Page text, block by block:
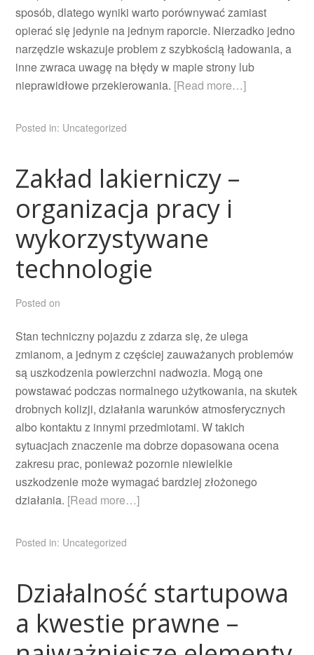
sposób, dlatego wyniki warto porównywać zamiast
opierać się jedynie na jednym raporcie. Nierzadko jedno
narzędzie wskazuje problem z szybkością ładowania, a
inne zwraca uwagę na błędy w mapie strony lub
nieprawidłowe przekierowania. [Read more…]
Posted in: Uncategorized
Zakład lakierniczy –
organizacja pracy i
wykorzystywane
technologie
Posted on
Stan techniczny pojazdu z zdarza się, że ulega
zmianom, a jednym z częściej zauważanych problemów
są uszkodzenia powierzchni nadwozia. Mogą one
powstawać podczas normalnego użytkowania, na skutek
drobnych kolizji, działania warunków atmosferycznych
albo kontaktu z innymi przedmiotami. W takich
sytuacjach znaczenie ma dobrze dopasowana ocena
zakresu prac, ponieważ pozornie niewielkie
uszkodzenie może wymagać bardziej złożonego
działania. [Read more…]
Posted in: Uncategorized
Działalność startupowa
a kwestie prawne –